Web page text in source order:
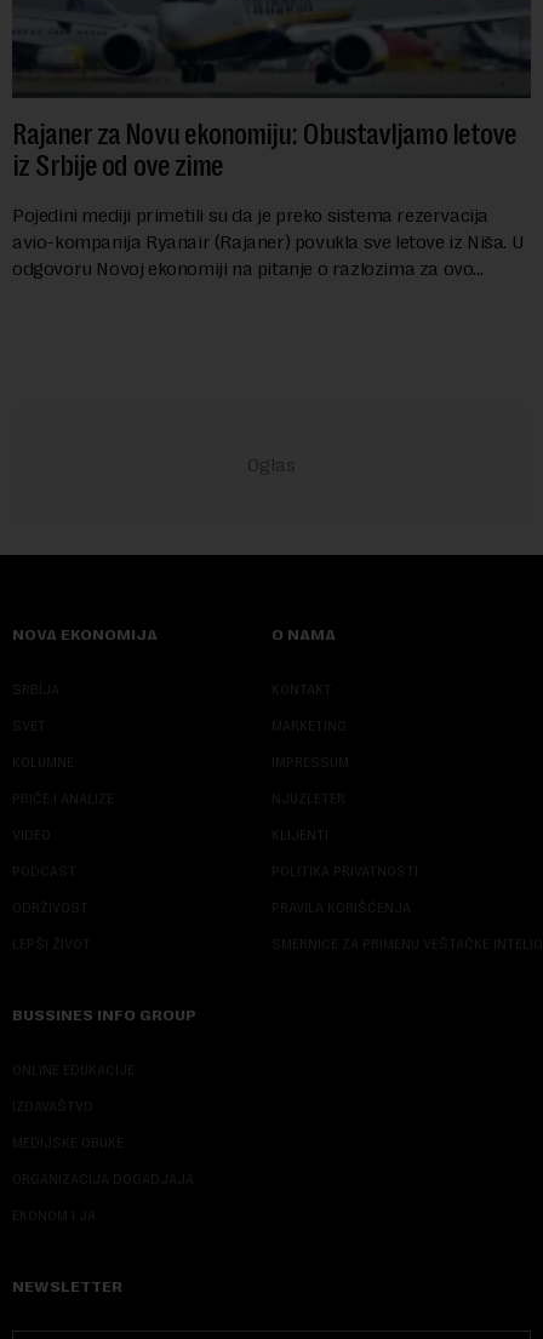
Rajaner za Novu ekonomiju: Obustavljamo letove
iz Srbije od ove zime
Pojedini mediji primetili su da je preko sistema rezervacija
avio-kompanija Ryanair (Rajaner) povukla sve letove iz Niša. U
odgovoru Novoj ekonomiji na pitanje o razlozima za ovo
NOVA EKONOMIJA
SRBIJA
SVET
KOLUMNE
PRIČE I ANALIZE
VIDEO
PODCAST
ODRŽIVOST
LEPŠI ŽIVOT
O NAMA
KONTAKT
MARKETING
IMPRESSUM
NJUZLETER
KLIJENTI
POLITIKA PRIVATNOSTI
PRAVILA KORIŠĆENJA
SMERNICE ZA PRIMENU VEŠTAČKE
BUSSINES INFO GROUP
ONLINE EDUKACIJE
IZDAVAŠTVO
MEDIJSKE OBUKE
ORGANIZACIJA DOGADJAJA
EKONOM I JA
NEWSLETTER